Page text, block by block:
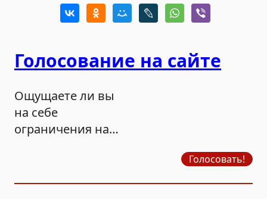
Голосование на сайте
Ощущаете ли вы
на себе
ограничения на
Голосовать!